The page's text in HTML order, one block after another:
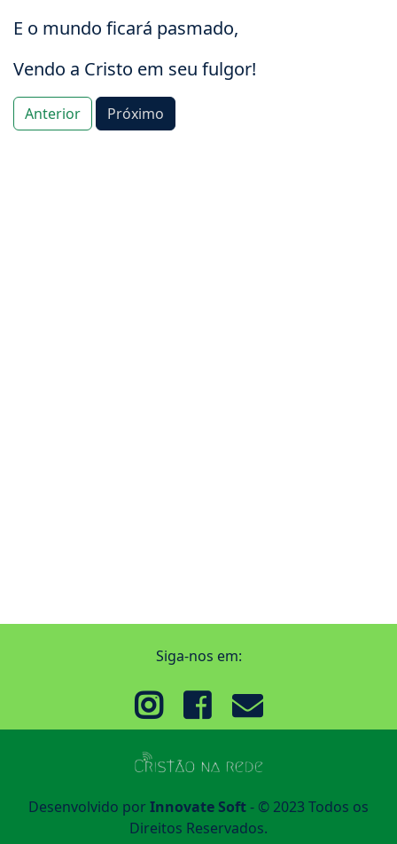
E o mundo ficará pasmado,
Vendo a Cristo em seu fulgor!
Anterior Próximo
Siga-nos em:
Desenvolvido porInnovate Soft- © 2023 Todos os
Direitos Reservados.